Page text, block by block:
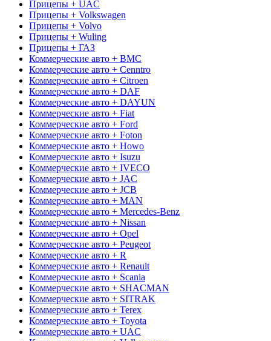
Прицепы + UAC
Прицепы + Volkswagen
Прицепы + Volvo
Прицепы + Wuling
Прицепы + ГАЗ
Коммерческие авто + BMC
Коммерческие авто + Cenntro
Коммерческие авто + Citroen
Коммерческие авто + DAF
Коммерческие авто + DAYUN
Коммерческие авто + Fiat
Коммерческие авто + Ford
Коммерческие авто + Foton
Коммерческие авто + Howo
Коммерческие авто + Isuzu
Коммерческие авто + IVECO
Коммерческие авто + JAC
Коммерческие авто + JCB
Коммерческие авто + MAN
Коммерческие авто + Mercedes-Benz
Коммерческие авто + Nissan
Коммерческие авто + Opel
Коммерческие авто + Peugeot
Коммерческие авто + R
Коммерческие авто + Renault
Коммерческие авто + Scania
Коммерческие авто + SHACMAN
Коммерческие авто + SITRAK
Коммерческие авто + Terex
Коммерческие авто + Toyota
Коммерческие авто + UAC